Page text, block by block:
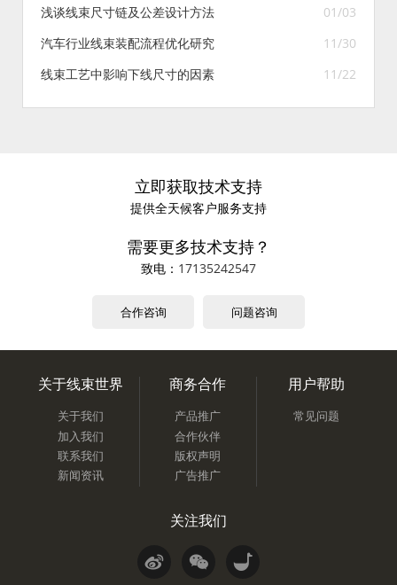
01/03
浅谈线束尺寸链及公差设计方法
11/30
汽车行业线束装配流程优化研究
11/22
线束工艺中影响下线尺寸的因素
立即获取技术支持
提供全天候客户服务支持
需要更多技术支持？
致电： 17135242547
合作咨询 问题咨询
关于线束世界
关于我们
加入我们
联系我们
新闻资讯
商务合作
产品推广
合作伙伴
版权声明
广告推广
用户帮助
常见问题
关注我们